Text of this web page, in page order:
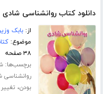
دانلود کتاب روانشناسی شادی
از:بابک
موضوع:
۳۸ صفحه
برچسب‌ها:
روانشناسی
بودن،